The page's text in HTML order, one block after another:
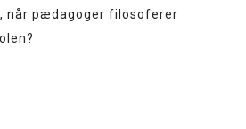
når pædagoger filosoferer